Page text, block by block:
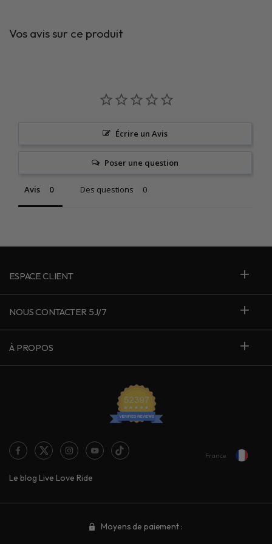
Vos avis sur ce produit
Écrire un Avis
Poser une question
Avis Des questions
ESPACE CLIENT
NOUS CONTACTER 5J/7
À PROPOS
Le blog Live Love Ride
France
Moyens de paiement :